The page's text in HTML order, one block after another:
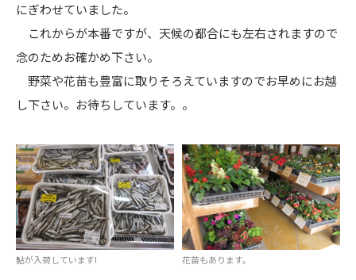
にぎわせていました。
これからが本番ですが、天候の都合にも左右されますので
念のためお確かめ下さい。
野菜や花苗も豊富に取りそろえていますのでお早めにお越
し下さい。お待ちしています。。
鮎が入荷しています! 花苗もあります。